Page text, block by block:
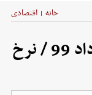
خانه | اقتصادی
نرخ ارز بین بانکی در 25 خرداد 99 / نرخ